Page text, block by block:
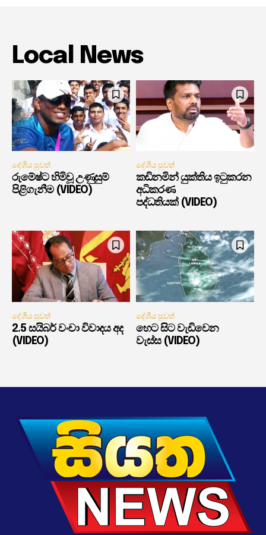
Local News
දේශීය පුවත්
රුමේෂ්ට හිමිවූ උණුසුම්
පිළිගැනීම (VIDEO)
දේශීය පුවත්
කඩිනමින් යුක්තිය ඉටුකරන
අධිකරණ
පද්ධතියක් (VIDEO)
දේශීය පුවත්
2.5 සයිබර් වංචා විවාදය අද
(VIDEO)
දේශීය පුවත්
හෙට සිට වැඩිවෙන
වැස්ස (VIDEO)